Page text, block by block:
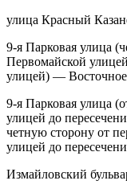
улица Красный
9-я Парковая улица
Первомайской
улицей) —
9-я Парковая улица
улицей до
четную сторону от
улицей до
Измайловский